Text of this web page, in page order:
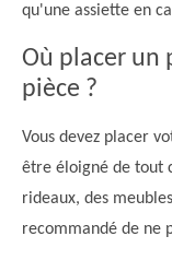
qu'une assiette en
Où placer un
pièce ?
Vous devez placer
être éloigné de tout
rideaux, des
recommandé de ne